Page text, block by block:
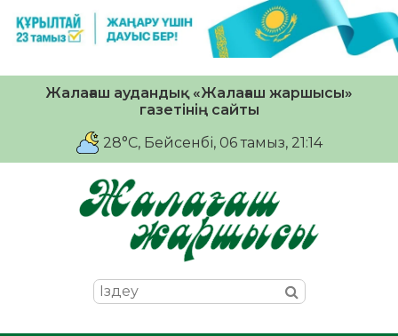
Жалағаш аудандық «Жалағаш жаршысы»
газетінің сайты
28°C, Бейсенбі, 06 тамыз, 21:14